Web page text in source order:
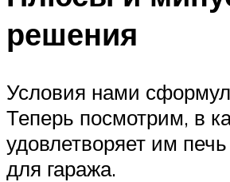
решения
Условия нами
Теперь посмотрим, в
удовлетворяет им
для гаража.